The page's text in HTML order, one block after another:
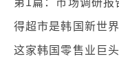
得超市是韩国新世
这家韩国零售业巨